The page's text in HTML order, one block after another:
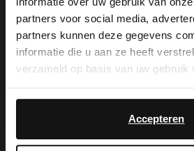
partners voor social media,
partners kunnen deze gegevens
informatie die u aan ze heeft
verzameld op basis van uw gebruik
Accepteren
das transparente
Spray.
It looks like your language isn't
you like to switch to English?
English